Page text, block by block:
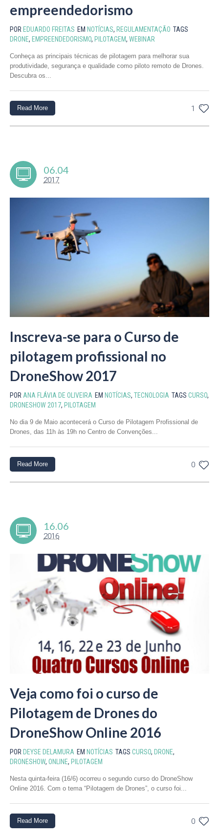
empreendedorismo
POR EDUARDO FREITAS EM NOTÍCIAS, REGULAMENTAÇÃO TAGS
DRONE, EMPREENDEDORISMO, PILOTAGEM, WEBINAR
Conheça as principais técnicas de pilotagem para melhorar sua
produtividade, segurança e qualidade como piloto remoto de Drones.
Descubra os...
1
Read More
06.04
2017
Inscreva-se para o Curso de
pilotagem profissional no
DroneShow 2017
PORANA FLÁVIA DE OLIVEIRA EM NOTÍCIAS, TECNOLOGIA TAGS CURSO,
DRONESHOW 2017, PILOTAGEM
No dia 9 de Maio acontecerá o Curso de Pilotagem Profissional de
Drones, das 11h às 19h no Centro de Convenções...
0
Read More
16.06
2016
Veja como foi o curso de
Pilotagem de Drones do
DroneShow Online 2016
POR DEYSE DELAMURA EM NOTÍCIAS TAGS CURSO, DRONE,
DRONESHOW, ONLINE, PILOTAGEM
Nesta quinta-feira (16/6) ocorreu o segundo curso do DroneShow
Online 2016. Com o tema “Pilotagem de Drones”, o curso foi...
0
Read More